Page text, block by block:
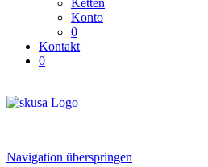
Ketten
Konto
0
Kontakt
0
Navigation überspringen